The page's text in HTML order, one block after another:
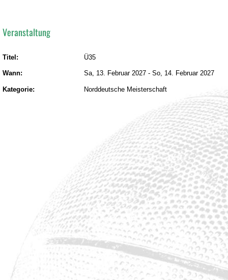
Veranstaltung
Titel: Ü35
Wann: Sa, 13. Februar 2027 - So, 14. Februar 2027
Kategorie: Norddeutsche Meisterschaft